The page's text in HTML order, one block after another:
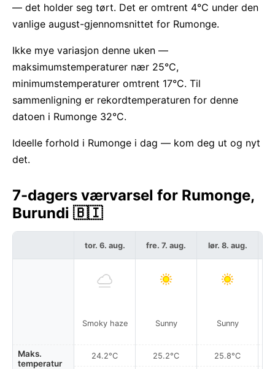
— det holder seg tørt. Det er omtrent 4°C under den
vanlige august-gjennomsnittet for Rumonge.
Ikke mye variasjon denne uken —
maksimumstemperaturer nær 25°C,
minimumstemperaturer omtrent 17°C. Til
sammenligning er rekordtemperaturen for denne
datoen i Rumonge 32°C.
Ideelle forhold i Rumonge i dag — kom deg ut og nyt
det.
7-dagers værvarsel for Rumonge,
Burundi 🇧🇮
Maks.
temperatur
tor. 6. aug.
Smoky haze
24.2°C
fre. 7. aug.
Sunny
25.2°C
lør. 8. aug.
Sunny
25.8°C